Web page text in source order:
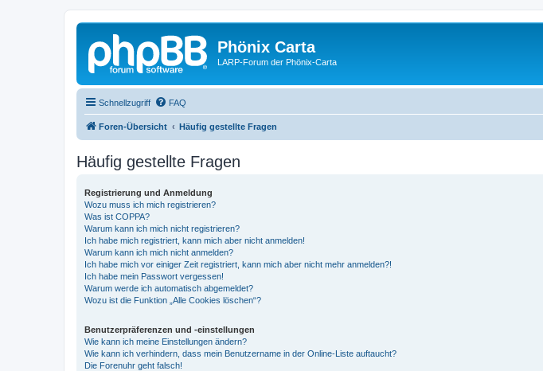
Phönix Carta
LARP-Forum der Phönix-Carta
Schnellzugriff FAQ
Foren-Übersicht Häufig gestellte Fragen
Häufig gestellte Fragen
Registrierung und Anmeldung
Wozu muss ich mich registrieren?
Was ist COPPA?
Warum kann ich mich nicht registrieren?
Ich habe mich registriert, kann mich aber nicht anmelden!
Warum kann ich mich nicht anmelden?
Ich habe mich vor einiger Zeit registriert, kann mich aber nicht mehr anmelden?!
Ich habe mein Passwort vergessen!
Warum werde ich automatisch abgemeldet?
Wozu ist die Funktion „Alle Cookies löschen“?
Benutzerpräferenzen und -einstellungen
Wie kann ich meine Einstellungen ändern?
Wie kann ich verhindern, dass mein Benutzername in der Online-Liste auftaucht?
Die Forenuhr geht falsch!